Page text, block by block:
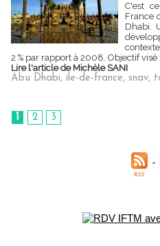
C'est
France
Dhabi.
2 % par rapport à 2008. Objectif
Lire l'article de Michèle SANI
Abu Dhabi, ile-de-france, snav,
1 2 3